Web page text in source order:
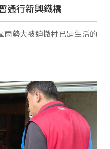
通行新興鐵橋
雨勢大被迫撤村已是生活的